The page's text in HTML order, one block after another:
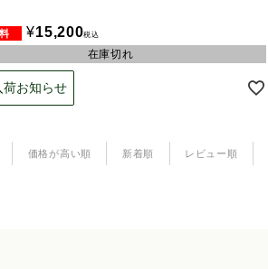
¥15,200税込
在庫切れ
荷お知らせ
価格が高い順 新着順 レビュー順